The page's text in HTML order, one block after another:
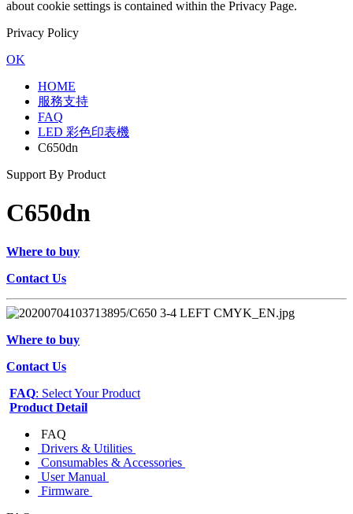
about cookie settings is contained within the Privacy Page.
Privacy Policy
OK
HOME
服務支持
FAQ
LED 彩色印表機
C650dn
Support By Product
C650dn
Where to buy
Contact Us
Where to buy
Contact Us
FAQ: Select Your Product
Product Detail
FAQ
Drivers & Utilities
Consumables & Accessories
User Manual
Firmware